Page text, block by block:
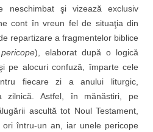
neschimbat şi vizează exclusiv
cont în vreun fel de situaţia din
repartizare a fragmentelor biblice
pericope), elaborat după o logică
pe alocuri confuză, împarte cele
fiecare zi a anului liturgic,
zilnică. Astfel, în mănăstiri, pe
ascultă tot Noul Testament,
ori întru-un an, iar unele pericope